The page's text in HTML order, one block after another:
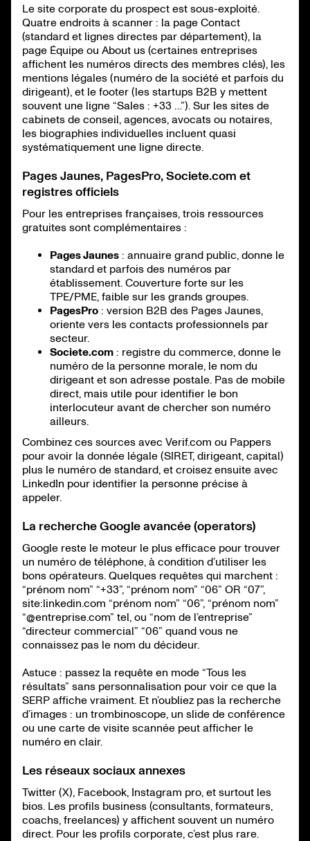
Le site corporate du prospect est sous-exploité.
Quatre endroits à scanner : la page Contact
(standard et lignes directes par département), la
page Équipe ou About us (certaines entreprises
affichent les numéros directs des membres clés), les
mentions légales (numéro de la société et parfois du
dirigeant), et le footer (les startups B2B y mettent
souvent une ligne “Sales : +33 …”). Sur les sites de
cabinets de conseil, agences, avocats ou notaires,
les biographies individuelles incluent quasi
systématiquement une ligne directe.
Pages Jaunes, PagesPro, Societe.com et
registres officiels
Pour les entreprises françaises, trois ressources
gratuites sont complémentaires :
Pages Jaunes : annuaire grand public, donne le
standard et parfois des numéros par
établissement. Couverture forte sur les
TPE/PME, faible sur les grands groupes.
PagesPro : version B2B des Pages Jaunes,
oriente vers les contacts professionnels par
secteur.
Societe.com : registre du commerce, donne le
numéro de la personne morale, le nom du
dirigeant et son adresse postale. Pas de mobile
direct, mais utile pour identifier le bon
interlocuteur avant de chercher son numéro
ailleurs.
Combinez ces sources avec Verif.com ou Pappers
pour avoir la donnée légale (SIRET, dirigeant, capital)
plus le numéro de standard, et croisez ensuite avec
LinkedIn pour identifier la personne précise à
appeler.
La recherche Google avancée (operators)
Google reste le moteur le plus efficace pour trouver
un numéro de téléphone, à condition d’utiliser les
bons opérateurs. Quelques requêtes qui marchent :
“prénom nom” “+33”, “prénom nom” “06” OR “07”,
site:linkedin.com “prénom nom” “06”, “prénom nom”
“@entreprise.com” tel, ou “nom de l’entreprise”
“directeur commercial” “06” quand vous ne
connaissez pas le nom du décideur.
Astuce : passez la requête en mode “Tous les
résultats” sans personnalisation pour voir ce que la
SERP affiche vraiment. Et n’oubliez pas la recherche
d’images : un trombinoscope, un slide de conférence
ou une carte de visite scannée peut afficher le
numéro en clair.
Les réseaux sociaux annexes
Twitter (X), Facebook, Instagram pro, et surtout les
bios. Les profils business (consultants, formateurs,
coachs, freelances) y affichent souvent un numéro
direct. Pour les profils corporate, c’est plus rare.